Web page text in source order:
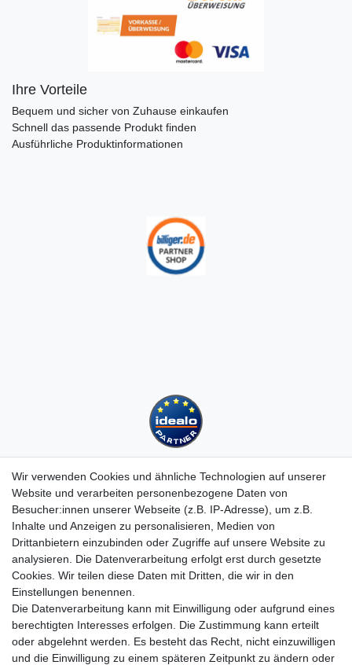
Ihre Vorteile
Bequem und sicher von Zuhause einkaufen
Schnell das passende Produkt finden
Ausführliche Produktinformationen
Kundenservice
Hotline: 07452 - 847 162 0
Kontakt
Anmelden
Registrieren
Newsletter
Versand & Lieferung
Zahlungsarten
Wir verwenden Cookies und ähnliche Technologien auf unserer
Website und verarbeiten personenbezogene Daten von
Besucher:innen unserer Webseite (z.B. IP-Adresse), um z.B.
Inhalte und Anzeigen zu personalisieren, Medien von
Drittanbietern einzubinden oder Zugriffe auf unsere Website zu
analysieren. Die Datenverarbeitung erfolgt erst durch gesetzte
Cookies. Wir teilen diese Daten mit Dritten, die wir in den
Einstellungen benennen.
Die Datenverarbeitung kann mit Einwilligung oder aufgrund eines
berechtigten Interesses erfolgen. Die Zustimmung kann erteilt
oder abgelehnt werden. Es besteht das Recht, nicht einzuwilligen
und die Einwilligung zu einem späteren Zeitpunkt zu ändern oder